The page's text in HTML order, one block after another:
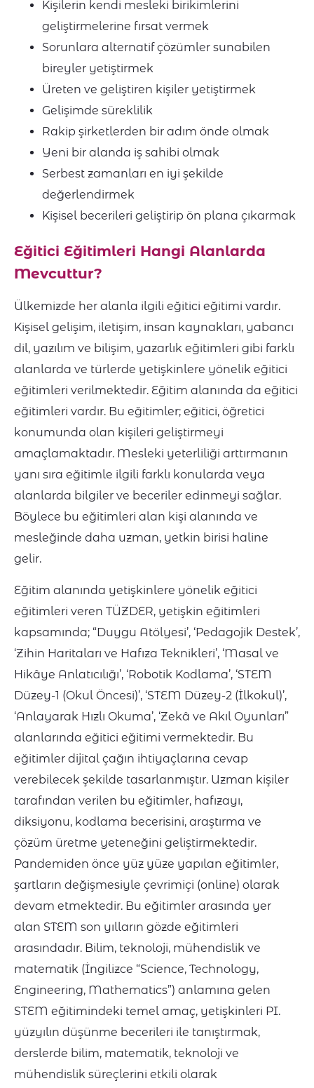
Kişilerin kendi mesleki birikimlerini
geliştirmelerine fırsat vermek
Sorunlara alternatif çözümler sunabilen
bireyler yetiştirmek
Üreten ve geliştiren kişiler yetiştirmek
Gelişimde süreklilik
Rakip şirketlerden bir adım önde olmak
Yeni bir alanda iş sahibi olmak
Serbest zamanları en iyi şekilde
değerlendirmek
Kişisel becerileri geliştirip ön plana çıkarmak
Eğitici Eğitimleri Hangi Alanlarda
Mevcuttur?
Ülkemizde her alanla ilgili eğitici eğitimi vardır.
Kişisel gelişim, iletişim, insan kaynakları, yabancı
dil, yazılım ve bilişim, yazarlık eğitimleri gibi farklı
alanlarda ve türlerde yetişkinlere yönelik eğitici
eğitimleri verilmektedir. Eğitim alanında da eğitici
eğitimleri vardır. Bu eğitimler; eğitici, öğretici
konumunda olan kişileri geliştirmeyi
amaçlamaktadır. Mesleki yeterliliği arttırmanın
yanı sıra eğitimle ilgili farklı konularda veya
alanlarda bilgiler ve beceriler edinmeyi sağlar.
Böylece bu eğitimleri alan kişi alanında ve
mesleğinde daha uzman, yetkin birisi haline
Eğitim alanında yetişkinlere yönelik eğitici
eğitimleri veren TÜZDER, yetişkin eğitimleri
kapsamında; “Duygu Atölyesi’, ‘Pedagojik Destek’,
‘Zihin Haritaları ve Hafıza Teknikleri’, ‘Masal ve
Hikâye Anlatıcılığı’, ‘Robotik Kodlama’, ‘STEM
Düzey-1 (Okul Öncesi)’, ‘STEM Düzey-2 (İlkokul)’,
‘Anlayarak Hızlı Okuma’, ‘Zekâ ve Akıl Oyunları”
alanlarında eğitici eğitimi vermektedir. Bu
eğitimler dijital çağın ihtiyaçlarına cevap
verebilecek şekilde tasarlanmıştır. Uzman kişiler
tarafından verilen bu eğitimler, hafızayı,
diksiyonu, kodlama becerisini, araştırma ve
çözüm üretme yeteneğini geliştirmektedir.
Pandemiden önce yüz yüze yapılan eğitimler,
şartların değişmesiyle çevrimiçi (online) olarak
devam etmektedir. Bu eğitimler arasında yer
alan STEM son yılların gözde eğitimleri
arasındadır. Bilim, teknoloji, mühendislik ve
matematik (İngilizce “Science, Technology,
Engineering, Mathematics”) anlamına gelen
STEM eğitimindeki temel amaç, yetişkinleri PI.
yüzyılın düşünme becerileri ile tanıştırmak,
derslerde bilim, matematik, teknoloji ve
mühendislik süreçlerini etkili olarak